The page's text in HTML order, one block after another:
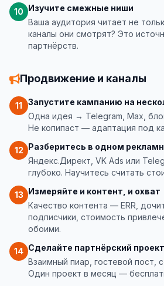
10 Изучите смежные ниши
Ваша аудитория читает не
каналы они смотрят? Это
партнёрств.
Продвижение и каналы
11
Запустите кампанию на
Одна идея → Telegram, Max,
Не копипаст — адаптация под
12 Разберитесь в одном
Яндекс.Директ, VK Ads или
глубоко. Научитесь считать
13 Измеряйте и контент, и охват
Качество контента — ERR,
подписчики, стоимость
обоими.
14 Сделайте партнёрский проект
Взаимный пиар, гостевой пост,
Один проект в месяц —